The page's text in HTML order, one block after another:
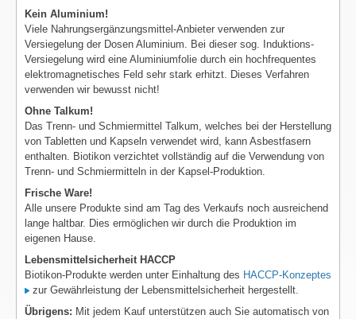
Kein Aluminium!
Viele Nahrungsergänzungsmittel-Anbieter verwenden zur
Versiegelung der Dosen Aluminium. Bei dieser sog. Induktions-
Versiegelung wird eine Aluminiumfolie durch ein hochfrequentes
elektromagnetisches Feld sehr stark erhitzt. Dieses Verfahren
verwenden wir bewusst nicht!
Ohne Talkum!
Das Trenn- und Schmiermittel Talkum, welches bei der Herstellung
von Tabletten und Kapseln verwendet wird, kann Asbestfasern
enthalten. Biotikon verzichtet vollständig auf die Verwendung von
Trenn- und Schmiermitteln in der Kapsel-Produktion.
Frische Ware!
Alle unsere Produkte sind am Tag des Verkaufs noch ausreichend
lange haltbar. Dies ermöglichen wir durch die Produktion im
eigenen Hause.
Lebensmittelsicherheit HACCP
Biotikon-Produkte werden unter Einhaltung des HACCP-Konzeptes
zur Gewährleistung der Lebensmittelsicherheit hergestellt.
Übrigens: Mit jedem Kauf unterstützen auch Sie automatisch von